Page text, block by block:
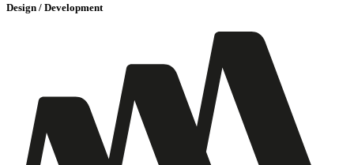
Design / Development